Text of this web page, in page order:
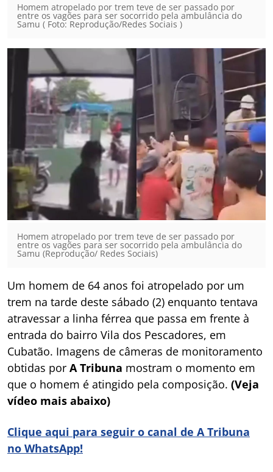
Homem atropelado por trem teve de ser passado por
entre os vagões para ser socorrido pela ambulância do
Samu ( Foto: Reprodução/Redes Sociais )
Homem atropelado por trem teve de ser passado por
entre os vagões para ser socorrido pela ambulância do
Samu (Reprodução/ Redes Sociais)
Um homem de 64 anos foi atropelado por um
trem na tarde deste sábado (2) enquanto tentava
atravessar a linha férrea que passa em frente à
entrada do bairro Vila dos Pescadores, em
Cubatão. Imagens de câmeras de monitoramento
obtidas por A Tribuna mostram o momento em
que o homem é atingido pela composição. (Veja
vídeo mais abaixo)
Clique aqui para seguir o canal de A Tribuna
no WhatsApp!